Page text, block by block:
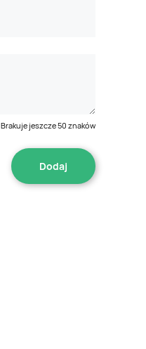
Brakuje jeszcze50 znaków